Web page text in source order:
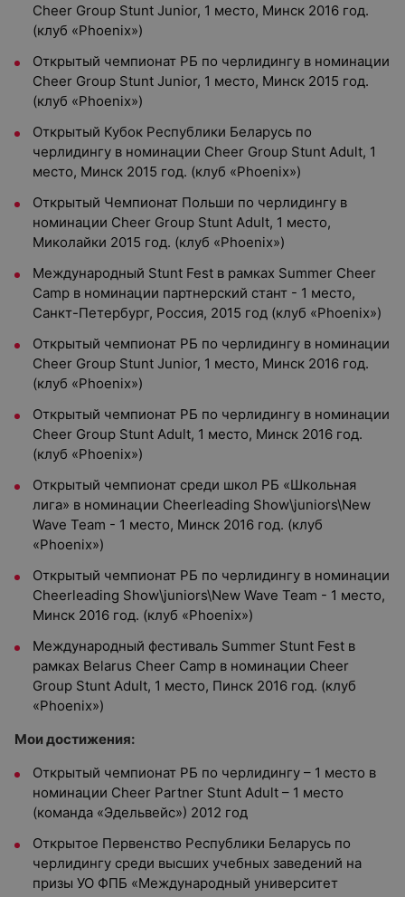
Cheer Group Stunt Junior, 1 место, Минск 2016 год.
(клуб «Phoenix»)
Открытый чемпионат РБ по черлидингу в номинации
Cheer Group Stunt Junior, 1 место, Минск 2015 год.
(клуб «Phoenix»)
Открытый Кубок Республики Беларусь по
черлидингу в номинации Cheer Group Stunt Adult, 1
место, Минск 2015 год. (клуб «Phoenix»)
Открытый Чемпионат Польши по черлидингу в
номинации Cheer Group Stunt Adult, 1 место,
Миколайки 2015 год. (клуб «Phoenix»)
Международный Stunt Fest в рамках Summer Cheer
Camp в номинации партнерский стант - 1 место,
Санкт-Петербург, Россия, 2015 год (клуб «Phoenix»)
Открытый чемпионат РБ по черлидингу в номинации
Cheer Group Stunt Junior, 1 место, Минск 2016 год.
(клуб «Phoenix»)
Открытый чемпионат РБ по черлидингу в номинации
Cheer Group Stunt Adult, 1 место, Минск 2016 год.
(клуб «Phoenix»)
Открытый чемпионат среди школ РБ «Школьная
лига» в номинации Cheerleading Show\juniors\New
Wave Team - 1 место, Минск 2016 год. (клуб
«Phoenix»)
Открытый чемпионат РБ по черлидингу в номинации
Cheerleading Show\juniors\New Wave Team - 1 место,
Минск 2016 год. (клуб «Phoenix»)
Международный фестиваль Summer Stunt Fest в
рамках Belarus Cheer Camp в номинации Cheer
Group Stunt Adult, 1 место, Пинск 2016 год. (клуб
«Phoenix»)
Мои достижения:
Открытый чемпионат РБ по черлидингу – 1 место в
номинации Cheer Partner Stunt Adult – 1 место
(команда «Эдельвейс») 2012 год
Открытое Первенство Республики Беларусь по
черлидингу среди высших учебных заведений на
призы УО ФПБ «Международный университет